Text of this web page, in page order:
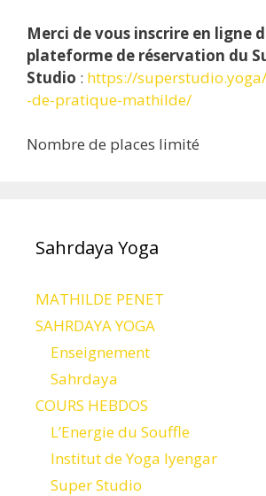
Merci de vous inscrire en ligne
plateforme de réservation du
Studio : https://
-de-pratique-mathilde/
Nombre de places limité
Sahrdaya Yoga
MATHILDE PENET
SAHRDAYA YOGA
Enseignement
Sahrdaya
COURS HEBDOS
L’Energie du Souffle
Institut de Yoga Iyengar
Super Studio